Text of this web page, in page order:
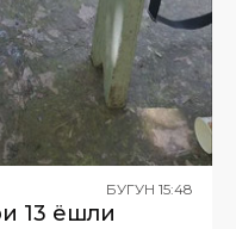
БУГУН 15:48
13 ёшли